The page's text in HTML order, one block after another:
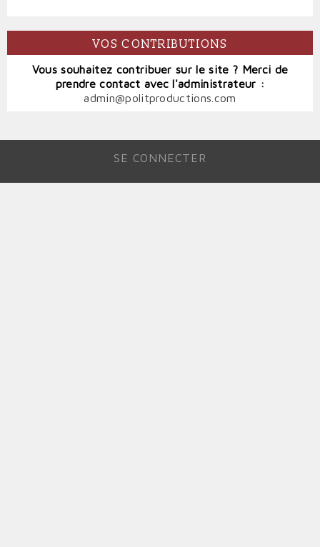
VOS CONTRIBUTIONS
Vous souhaitez contribuer sur le site ? Merci de
prendre contact avec l'administrateur :
admin@politproductions.com
SE CONNECTER